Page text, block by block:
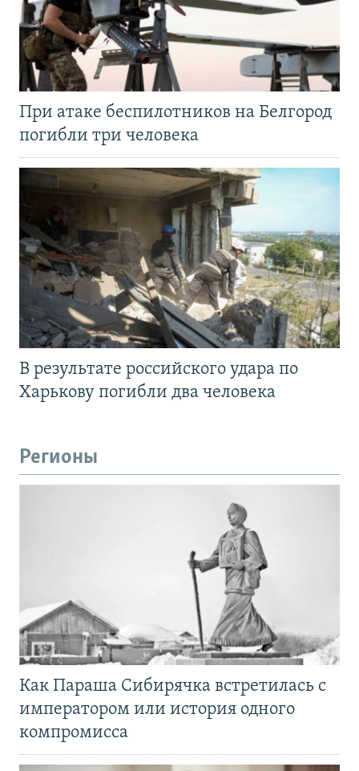
При атаке беспилотников на Белгород
погибли три человека
В результате российского удара по
Харькову погибли два человека
Регионы
Как Параша Сибирячка встретилась с
императором или история одного
компромисса